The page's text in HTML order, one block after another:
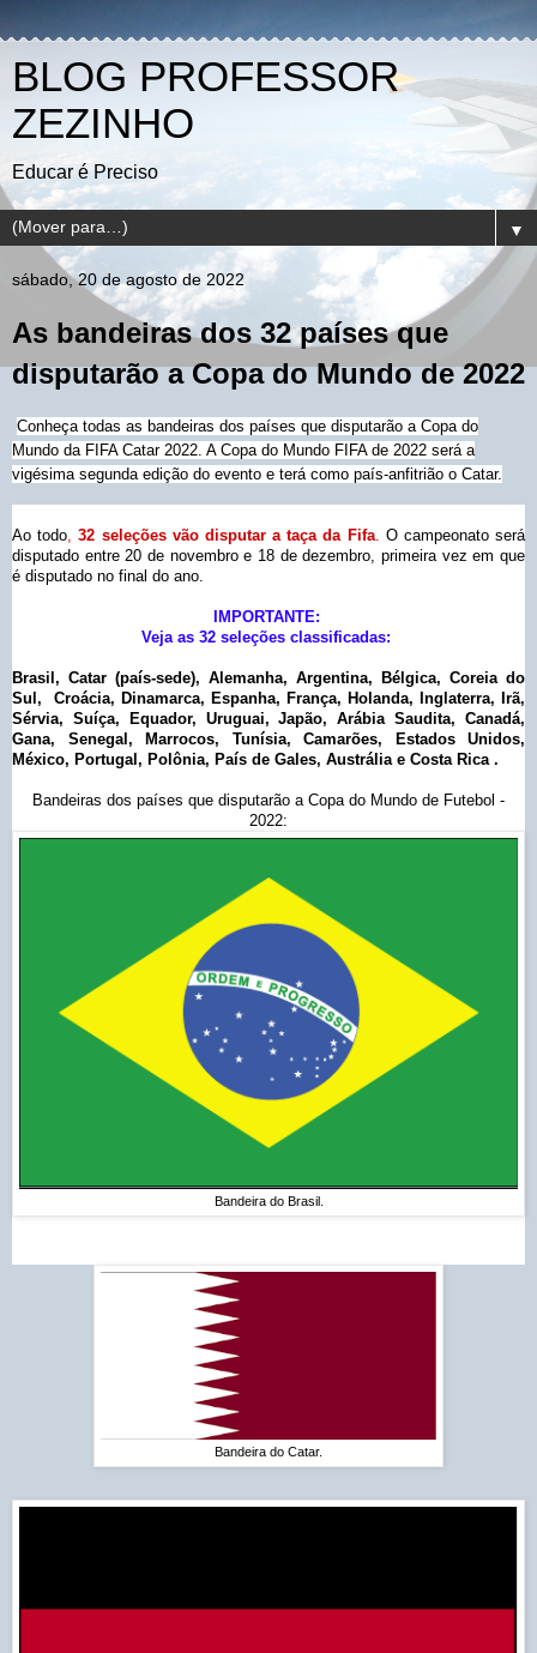
BLOG PROFESSOR
ZEZINHO
Educar é Preciso
▼
sábado, 20 de agosto de 2022
As bandeiras dos 32 países que
disputarão a Copa do Mundo de 2022
Conheça todas as bandeiras dos países que disputarão a Copa do
Mundo da FIFA Catar 2022. A Copa do Mundo FIFA de 2022 será a
vigésima segunda edição do evento e terá como país-anfitrião o Catar.
Ao todo ,32 seleções vão disputar a taça da Fifa. O campeonato será
disputado entre 20 de novembro e 18 de dezembro, primeira vez em que
é disputado no final do ano.
IMPORTANTE:
Veja as 32 seleções classificadas:
Brasil, Catar (país-sede), Alemanha, Argentina, Bélgica, Coreia do
Sul, Croácia, Dinamarca, Espanha, França, Holanda, Inglaterra, Irã,
Sérvia, Suíça, Equador, Uruguai, Japão, Arábia Saudita, Canadá,
Gana, Senegal, Marrocos, Tunísia, Camarões, Estados Unidos,
México, Portugal, Polônia, País de Gales, Austrália e Costa Rica .
Bandeiras dos países que disputarão a Copa do Mundo de Futebol -
2022:
Bandeira do Brasil.
Bandeira do Catar.